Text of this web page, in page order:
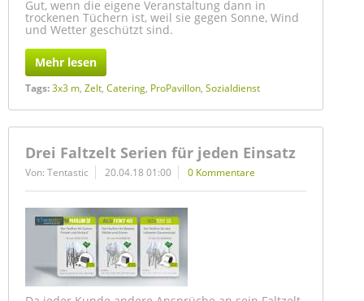
Gut, wenn die eigene Veranstaltung dann in
trockenen Tüchern ist, weil sie gegen Sonne, Wind
und Wetter geschützt sind.
Mehr lesen
Tags:3x3 m, Zelt, Catering, ProPavillon, Sozialdienst
Drei Faltzelt Serien für jeden Einsatz
Von: Tentastic 20.04.18 01:00 0 Kommentare